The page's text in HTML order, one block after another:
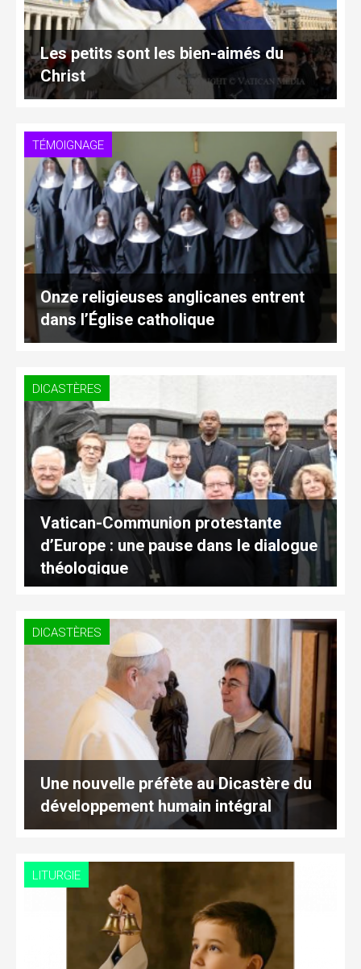
Les petits sont les bien-aimés du
Christ
TÉMOIGNAGE
Onze religieuses anglicanes entrent
dans l’Église catholique
DICASTÈRES
Vatican-Communion protestante
d’Europe : une pause dans le dialogue
théologique
DICASTÈRES
Une nouvelle préfète au Dicastère du
développement humain intégral
LITURGIE